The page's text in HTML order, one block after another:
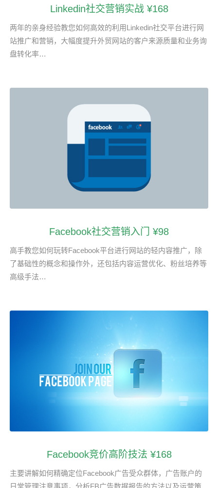
Linkedin社交营销实战 ¥168
两年的亲身经验教您如何高效的利用Linkedin社交平台进行网
站推广和营销，大幅度提升外贸网站的客户来源质量和业务询
盘转化率…
Facebook社交营销入门 ¥98
高手教您如何玩转Facebook平台进行网站的轻内容推广，除
了基础性的概念和操作外，还包括内容运营优化、粉丝培养等
高级手法…
Facebook竞价高阶技法 ¥168
主要讲解如何精确定位Facebook广告受众群体，广告账户的